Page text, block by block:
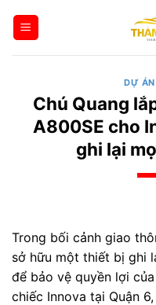
qua
DỰ
Chú Quang
A800SE cho
ghi lại
Trong bối cảnh giao
sở hữu một thiết bị ghi
để bảo vệ quyền lợi
chiếc Innova tại Quận